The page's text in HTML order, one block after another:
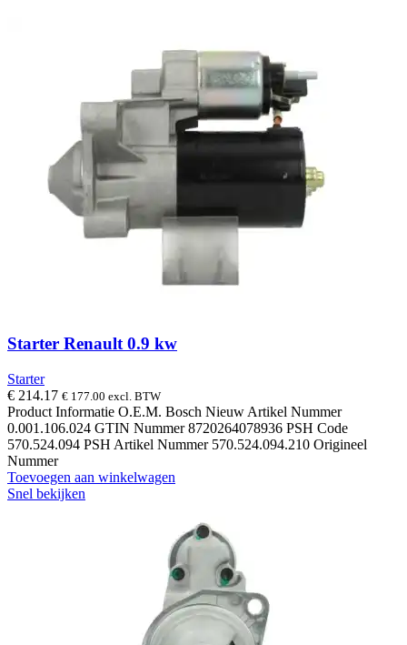
Starter Renault 0.9 kw
Starter
€ 214.17 € 177.00 excl. BTW
Product Informatie O.E.M. Bosch Nieuw Artikel Nummer
0.001.106.024 GTIN Nummer 8720264078936 PSH Code
570.524.094 PSH Artikel Nummer 570.524.094.210 Origineel
Nummer
Toevoegen aan winkelwagen
Snel bekijken